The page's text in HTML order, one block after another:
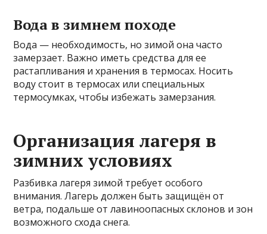
Вода в зимнем походе
Вода — необходимость, но зимой она часто
замерзает. Важно иметь средства для ее
растапливания и хранения в термосах. Носить
воду стоит в термосах или специальных
термосумках, чтобы избежать замерзания.
Организация лагеря в
зимних условиях
Разбивка лагеря зимой требует особого
внимания. Лагерь должен быть защищён от
ветра, подальше от лавиноопасных склонов и зон
возможного схода снега.